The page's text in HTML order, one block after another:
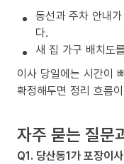
동선과 주차 안내
다.
새 집 가구 배치도
이사 당일에는 시간이
확정해두면 정리 흐름
자주 묻는 질문
Q1. 당산동1가 포장이